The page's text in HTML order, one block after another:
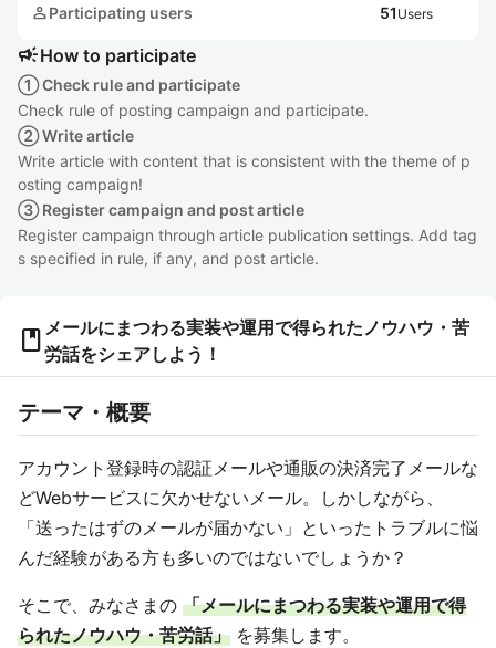
personParticipating users 51 Users
campaignHow to participate
① Check rule and participate
Check rule of posting campaign and participate.
② Write article
Write article with content that is consistent with the theme of p
osting campaign!
③ Register campaign and post article
Register campaign through article publication settings. Add tag
s specified in rule, if any, and post article.
book メールにまつわる実装や運用で得られたノウハウ・苦
労話をシェアしよう！
テーマ・概要
アカウント登録時の認証メールや通販の決済完了メールな
どWebサービスに欠かせないメール。しかしながら、
「送ったはずのメールが届かない」といったトラブルに悩
んだ経験がある方も多いのではないでしょうか？
そこで、みなさまの 「メールにまつわる実装や運用で得
られたノウハウ・苦労話」 を募集します。